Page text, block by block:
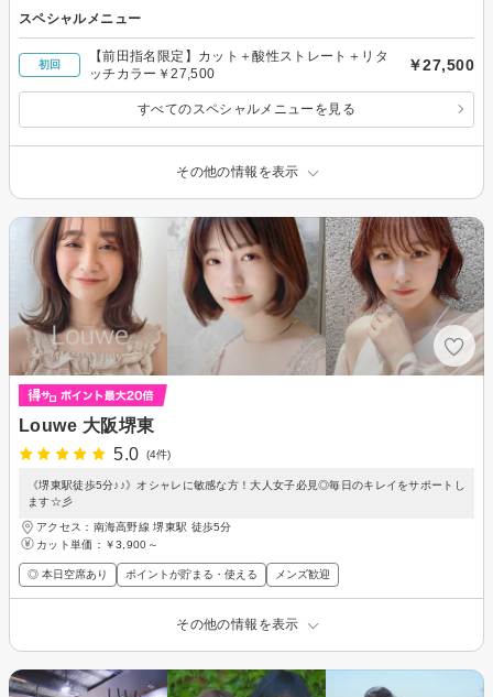
スペシャルメニュー
初回
【前田指名限定】カット＋酸性ストレート＋リタ
ッチカラー￥27,500
￥27,500
すべてのスペシャルメニューを見る
その他の情報を表示
Louwe 大阪堺東
5.0
(4件)
《堺東駅徒歩5分♪♪》オシャレに敏感な方！大人女子必見◎毎日のキレイをサポートし
ます☆彡
アクセス：南海高野線 堺東駅 徒歩5分
カット単価： ￥3,900～
◎ 本日空席あり ポイントが貯まる・使える メンズ歓迎
その他の情報を表示